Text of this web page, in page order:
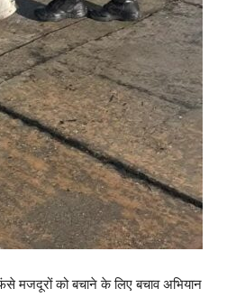
मजदूरों को बचाने के लिए बचाव अभियान